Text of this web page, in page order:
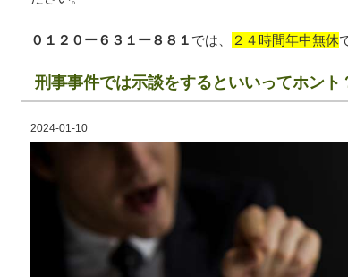
０１２０ー６３１ー８８１ では、 ２４時間年中無休
刑事事件では示談をするといいってホント
2024-01-10